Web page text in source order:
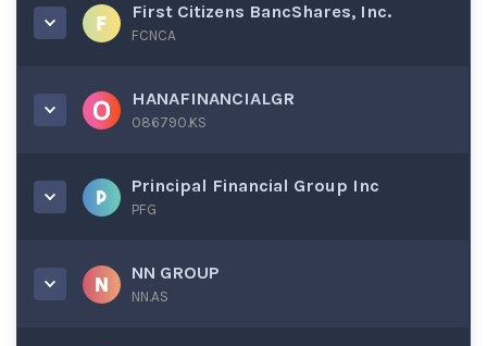
First Citizens BancShares, Inc.
FCNCA
HANAFINANCIALGR
086790.KS
Principal Financial Group Inc
PFG
NN GROUP
NN.AS